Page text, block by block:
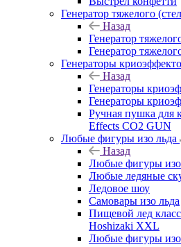
Генератор тяжелого
Назад
Генератор
Генератор
Генераторы
Назад
Генераторы
Генераторы
Ручная пушка для
Effects CO2 GUN
Любые фигуры изо льда
Назад
Любые фигуры изо
Любые ледяные
Ледовое шоу
Самовары изо льда
Пищевой лед
Hoshizaki XXL
Любые фигуры изо